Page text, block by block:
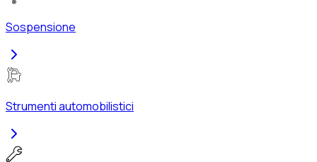
Sospensione
Strumenti automobilistici